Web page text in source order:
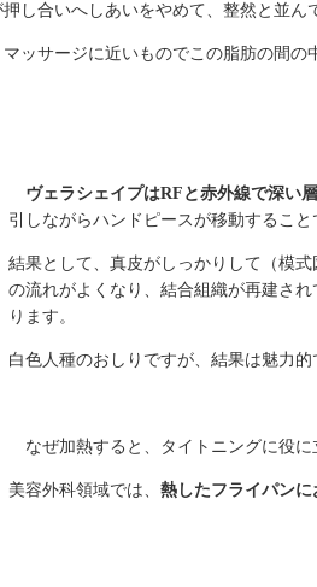
し合いへしあいをやめて、整然と並ん
ッサージに近いものでこの脂肪の間の
ヴェラシェイプはRFと赤外線で深い
引しながらハンドピースが移動すること
結果として、真皮がしっかりして（模
の流れがよくなり、結合組織が再建さ
ります。
白色人種のおしりですが、結果は魅力的
なぜ加熱すると、タイトニングに役に
美容外科領域では、 熱したフライパン